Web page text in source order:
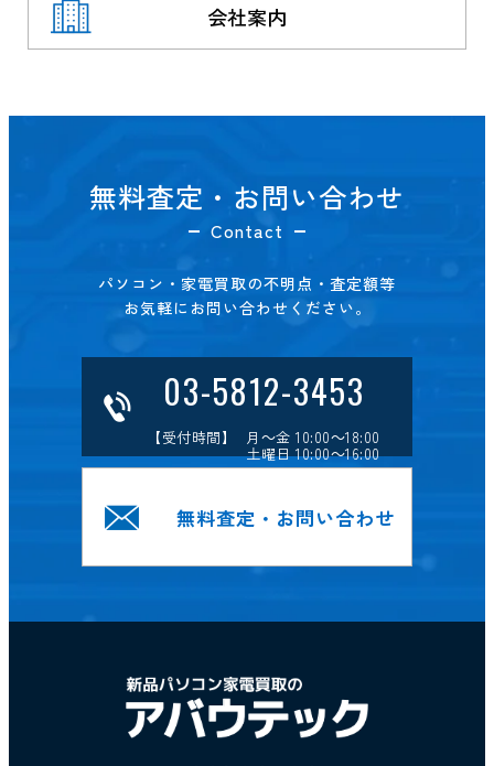
会社案内
無料査定・お問い合わせ
Contact
パソコン・家電買取の不明点・査定額等
お気軽にお問い合わせください。
03-5812-3453
【受付時間】 月～金 10:00～18:00
土曜日 10:00～16:00
無料査定・お問い合わせ